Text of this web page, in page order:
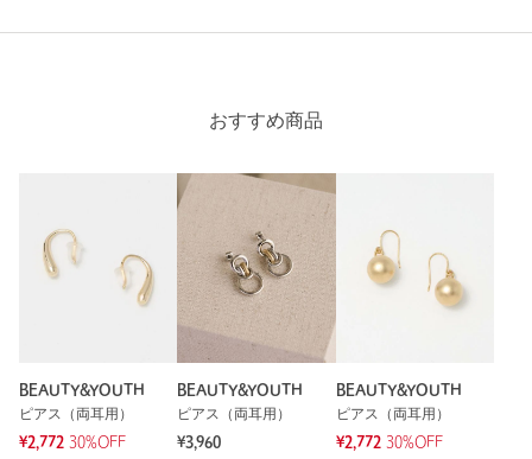
※レビューは、個人の主観による感想・体感によるもので、商品の効果や性
能を保証するものではありません。
もっと見る
おすすめ商品
BEAUTY&YOUTH
ピアス（両耳用）
¥2,772 30%OFF
BEAUTY&YOUTH
ピアス（両耳用）
¥3,960
BEAUTY&YOUTH
ピアス（両耳用）
¥2,772 30%OFF